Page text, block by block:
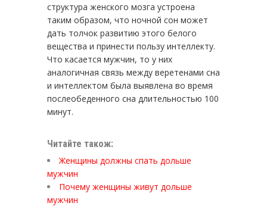
структура женского мозга устроена
таким образом, что ночной сон может
дать толчок развитию этого белого
вещества и принести пользу интеллекту.
Что касается мужчин, то у них
аналогичная связь между веретенами сна
и интеллектом была выявлена во время
послеобеденного сна длительностью 100
минут.
Читайте також:
Женщины должны спать дольше
мужчин
Почему женщины живут дольше
мужчин